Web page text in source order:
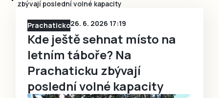
zbývají poslední volné kapacity
Prachaticko26. 6. 2026 17:19
Kde ještě sehnat místo na
letním táboře? Na
Prachaticku zbývají
poslední volné kapacity